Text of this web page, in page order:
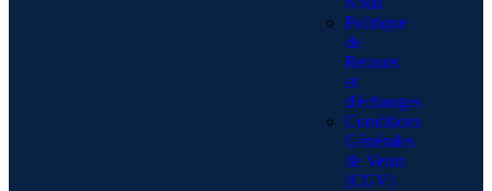
Politique
de
Retours
et
d'échanges
Conditions
Générales
de Vente
(CGV)